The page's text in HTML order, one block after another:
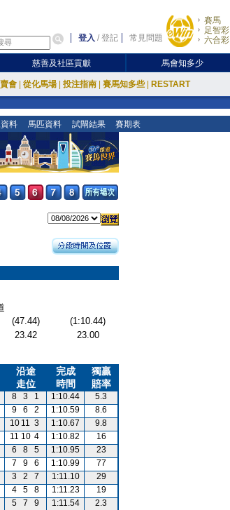
登入 /登記 常見問題
賽馬
足智彩
六合彩
慈善及社區貢獻 馬會知多少
會 從化馬場 投注指南 賽馬知多些 RESTART
料 馬匹資料 試閘結果 賽期表
(47.44)
(1:10.44)
23.42
23.00
沿途
走位
完成
時間
獨贏
賠率
8 3 1 1:10.44
5.3
9 6 2 1:10.59
8.6
10 11 3 1:10.67
9.8
11 10 4 1:10.82
16
6 8 5 1:10.95
23
7 9 6 1:10.99
77
3 2 7 1:11.10
29
4 5 8 1:11.23
19
5 7 9 1:11.54
2.3